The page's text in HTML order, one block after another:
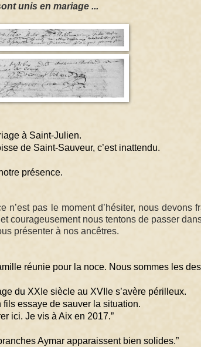
unis en mariage ...
à Saint-Julien.
de Saint-Sauveur, c’est inattendu.
présence.
pas le moment d’hésiter, nous devons
courageusement nous tentons de passer
présenter à nos ancêtres.
réunie pour la noce. Nous sommes les
du XXIe siècle au XVIIe s’avère périlleux.
essaye de sauver la situation.
ici. Je vis à Aix en 2017.”
Aymar apparaissent bien solides.”